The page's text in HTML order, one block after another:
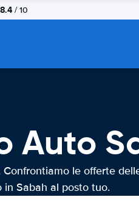
8.4 / 10
Auto
le offerte
Sabah al posto tuo.